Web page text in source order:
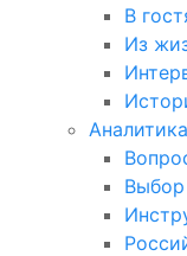
В
Из
Аналитика